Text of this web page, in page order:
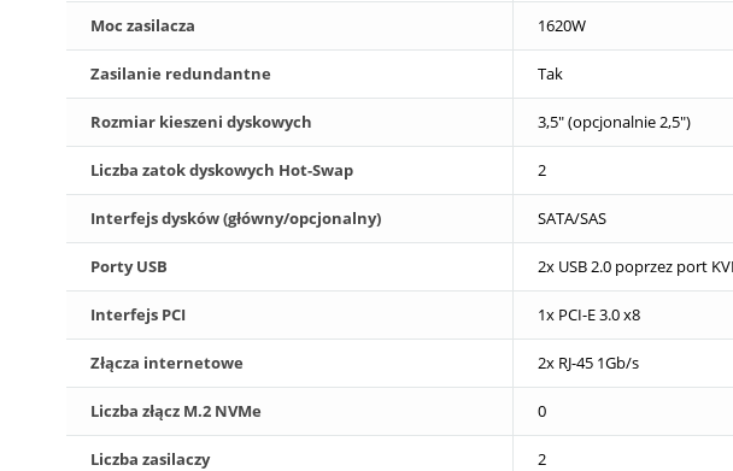
Moc zasilacza 1620W
Zasilanie redundantne Tak
Rozmiar kieszeni dyskowych 3,5" (opcjonalnie 2,5")
Liczba zatok dyskowych Hot-Swap 2
Interfejs dysków (główny/opcjonalny) SATA/SAS
Porty USB 2x USB 2.0 poprzez port
Interfejs PCI 1x PCI-E 3.0 x8
Złącza internetowe 2x RJ-45 1Gb/s
Liczba złącz M.2 NVMe 0
Liczba zasilaczy 2